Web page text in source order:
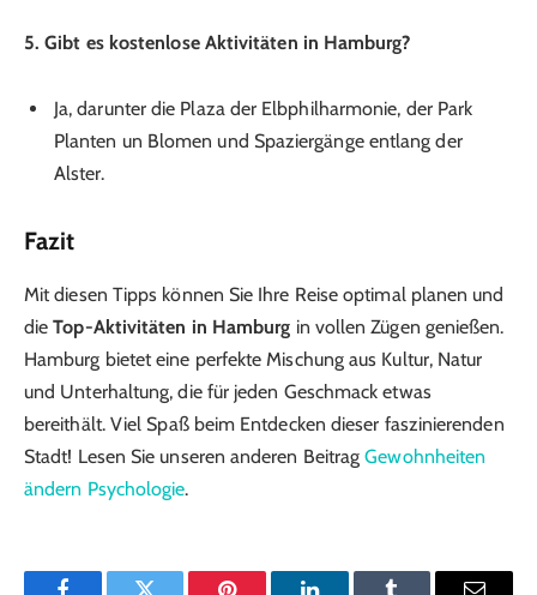
5. Gibt es kostenlose Aktivitäten in Hamburg?
Ja, darunter die Plaza der Elbphilharmonie, der Park
Planten un Blomen und Spaziergänge entlang der
Alster.
Fazit
Mit diesen Tipps können Sie Ihre Reise optimal planen und
dieTop-Aktivitäten in Hamburg in vollen Zügen genießen.
Hamburg bietet eine perfekte Mischung aus Kultur, Natur
und Unterhaltung, die für jeden Geschmack etwas
bereithält. Viel Spaß beim Entdecken dieser faszinierenden
Stadt! Lesen Sie unseren anderen BeitragGewohnheiten
ändern Psychologie.